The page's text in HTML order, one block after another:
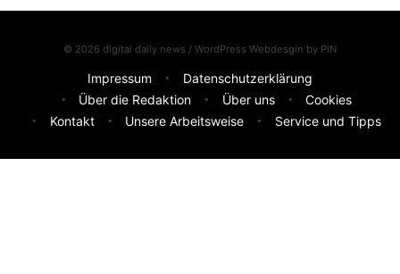
© 2026 digital daily news / WordPress Webdesgin by PIN
Impressum
Datenschutzerklärung
Über die Redaktion
Über uns
Cookies
Kontakt
Unsere Arbeitsweise Service und Tipps